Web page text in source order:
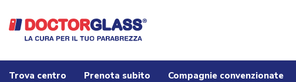
Trova centro Prenota subito Compagnie convenzionate